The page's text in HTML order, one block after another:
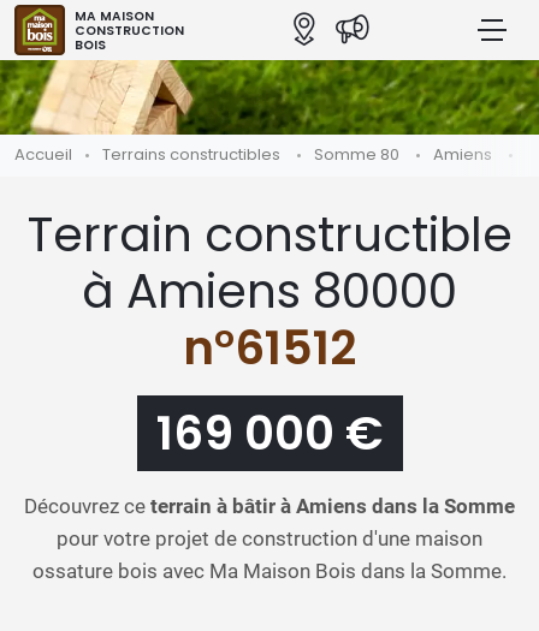
MA MAISON
CONSTRUCTION
BOIS
Accueil Terrains constructibles Somme 80 Amiens
Terrain constructible
à Amiens 80000
n°61512
169 000 €
Découvrez ce terrain à bâtir à Amiens dans la Somme
pour votre projet de construction d'une maison
ossature bois avec Ma Maison Bois dans la Somme.